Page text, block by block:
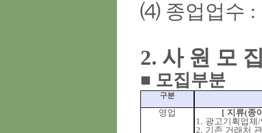
⑷ 종업업수 :
2. 사 원 모
■ 모집부분
구분
영업 [ 지류(종
1. 광고기획업체 /
2. 기존 거래처